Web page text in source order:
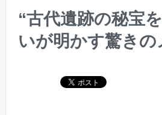
“古代遺跡の秘宝
いが明かす驚きの